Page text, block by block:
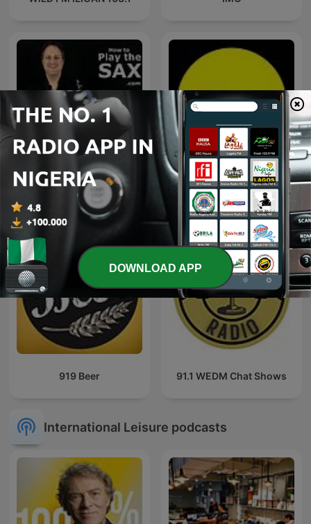
How To Play The Sax -
Saxophone Podcast
DC-casten
919 Beer 91.1 WEDM Chat Shows
International Leisure podcasts
DOWNLOAD APP